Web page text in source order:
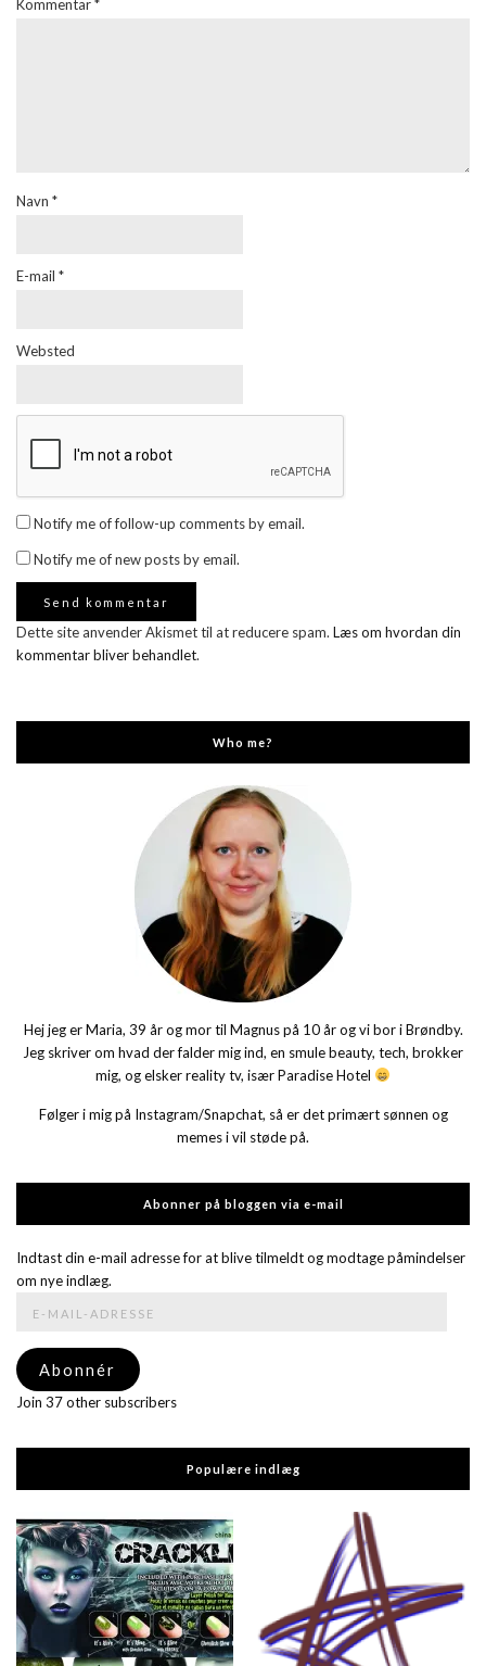
Kommentar*
Navn *
E-mail *
Websted
Notify me of follow-up comments by email.
Notify me of new posts by email.
Dette site anvender Akismet til at reducere spam. Læs om hvordan din
kommentar bliver behandlet.
Who me?
Hej jeg er Maria, 39 år og mor til Magnus på 10 år og vi bor i Brøndby.
Jeg skriver om hvad der falder mig ind, en smule beauty, tech, brokker
mig, og elsker reality tv, især Paradise Hotel
Følger i mig på Instagram/Snapchat, så er det primært sønnen og
memes i vil støde på.
Abonner på bloggen via e-mail
Indtast din e-mail adresse for at blive tilmeldt og modtage påmindelser
om nye indlæg.
adresse
Abonnér
Join 37 other subscribers
Populære indlæg